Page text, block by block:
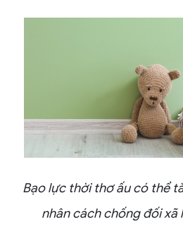
Bạo lực thời thơ ấu có thể
nhân cách chống đối xã